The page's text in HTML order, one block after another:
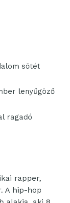
sötét
lenyűgöző
ragadó
rapper,
A hip-hop